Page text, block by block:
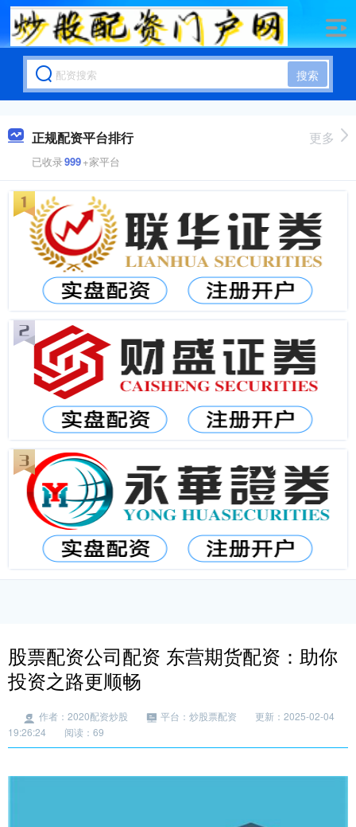
搜索
正规配资平台排行
已收录999+家平台
更多
股票配资公司配资 东营期货配资：助你
投资之路更顺畅
作者：2020配资炒股 平台：炒股票配资
更新：2025-02-04
19:26:24
阅读：69